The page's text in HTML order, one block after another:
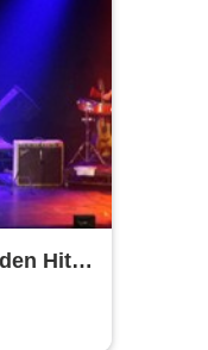
Hits
- 2027